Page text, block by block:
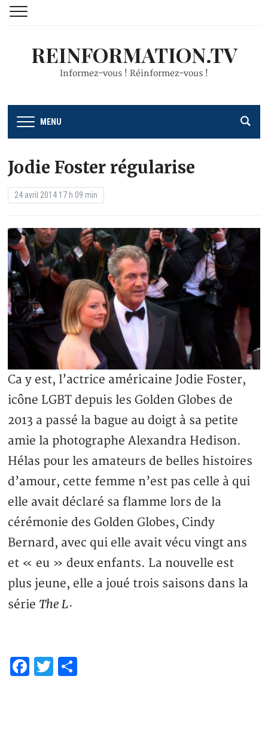
REINFORMATION.TV
Informez-vous ! Réinformez-vous !
MENU
Jodie Foster régularise
24 avril 2014 17 h 09 min
Ca y est, l’actrice américaine Jodie Foster,
icône LGBT depuis les Golden Globes de
2013 a passé la bague au doigt à sa petite
amie la photographe Alexandra Hedison.
Hélas pour les amateurs de belles histoires
d’amour, cette femme n’est pas celle à qui
elle avait déclaré sa flamme lors de la
cérémonie des Golden Globes, Cindy
Bernard, avec qui elle avait vécu vingt ans
et « eu » deux enfants. La nouvelle est
plus jeune, elle a joué trois saisons dans la
série The L·
Facebook
Twitter